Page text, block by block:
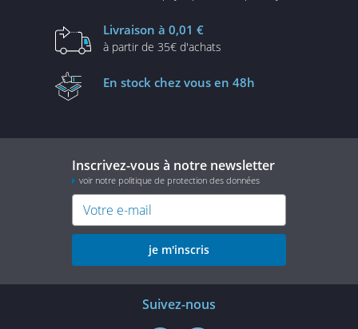
Livraison à 0,01 €
à partir de 35€ d'achats
En stock chez vous en 48h
Inscrivez-vous à notre newsletter
voir notre politique de protection des données
je m'inscris
Suivez-nous